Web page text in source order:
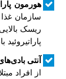
هورمون
ریسک
آنتی
از افراد